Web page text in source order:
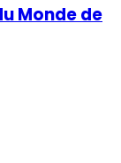
Monde de